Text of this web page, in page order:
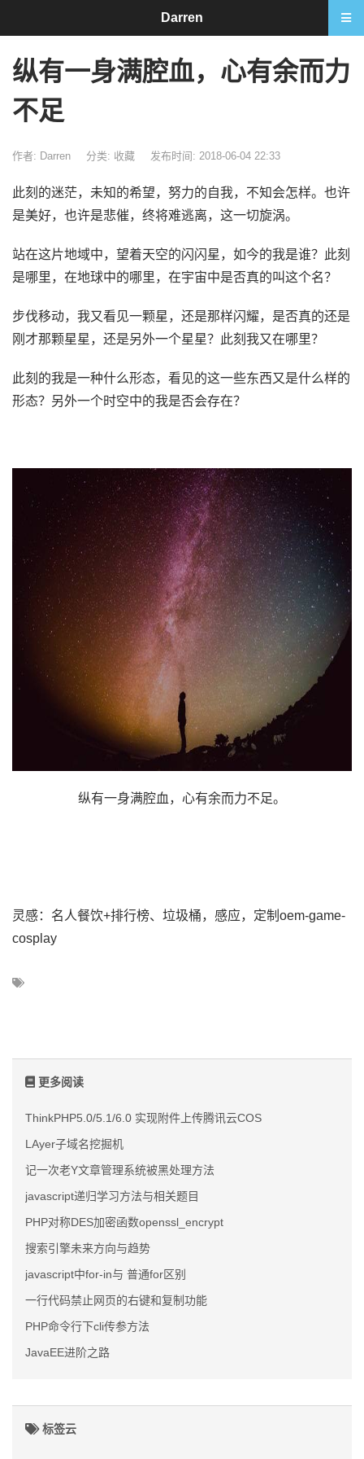
纵有一身满腔血，心有余而力
不足
作者: Darren 分类: 收藏 发布时间: 2018-06-04 22:33
此刻的迷茫，未知的希望，努力的自我，不知会怎样。也许
是美好，也许是悲催，终将难逃离，这一切旋涡。
站在这片地域中，望着天空的闪闪星，如今的我是谁？此刻
是哪里，在地球中的哪里，在宇宙中是否真的叫这个名？
步伐移动，我又看见一颗星，还是那样闪耀，是否真的还是
刚才那颗星星，还是另外一个星星？此刻我又在哪里？
此刻的我是一种什么形态，看见的这一些东西又是什么样的
形态？另外一个时空中的我是否会存在？
纵有一身满腔血，心有余而力不足。
灵感：名人餐饮+排行榜、垃圾桶，感应，定制oem-game-
cosplay
更多阅读
ThinkPHP5.0/5.1/6.0 实现附件上传腾讯云COS
LAyer子域名挖掘机
记一次老Y文章管理系统被黑处理方法
javascript递归学习方法与相关题目
PHP对称DES加密函数openssl_encrypt
搜索引擎未来方向与趋势
javascript中for-in与 普通for区别
一行代码禁止网页的右键和复制功能
PHP命令行下cli传参方法
JavaEE进阶之路
标签云
Darren